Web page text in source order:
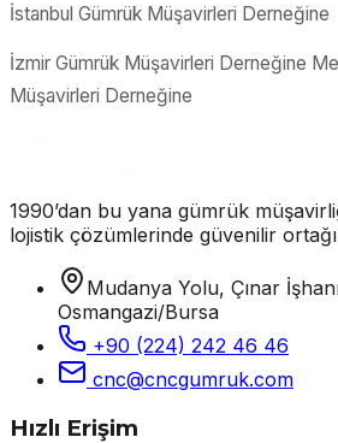
İstanbul Gümrük Müşavirleri Derneğine
İzmir Gümrük Müşavirleri Derneğine
Müşavirleri Derneğine
1990’dan bu yana gümrük
lojistik çözümlerinde güvenilir
Mudanya Yolu, Çınar
Osmangazi/Bursa
+90 (224) 242 46 46
cnc@cncgumruk.com
Hızlı Erişim